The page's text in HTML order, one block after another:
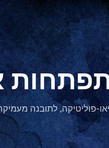
פוליטיקה, לתובנה